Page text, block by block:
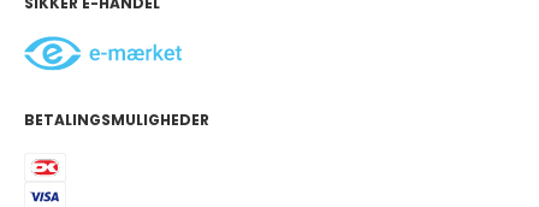
BETALINGSMULIGHEDER